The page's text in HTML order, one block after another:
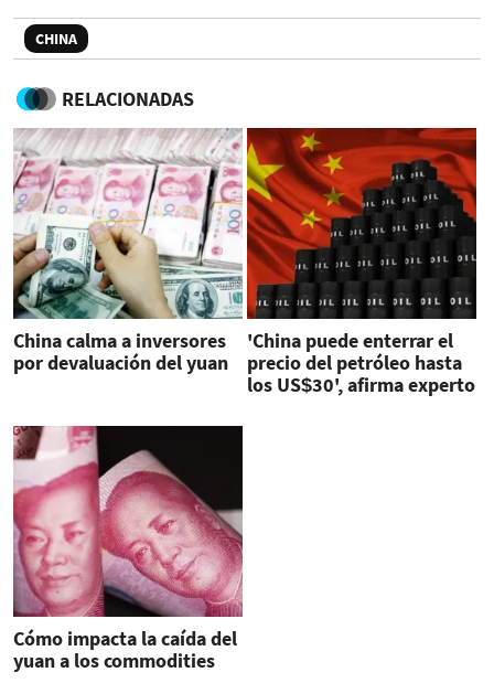
CHINA
RELACIONADAS
China calma a inversores
por devaluación del yuan
'China puede enterrar el
precio del petróleo hasta
los US$30', afirma experto
Cómo impacta la caída del
yuan a los commodities